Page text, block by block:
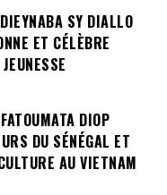
SY DIALLO
ET CÉLÈBRE
DIOP
DU SÉNÉGAL ET
AU VIETNAM